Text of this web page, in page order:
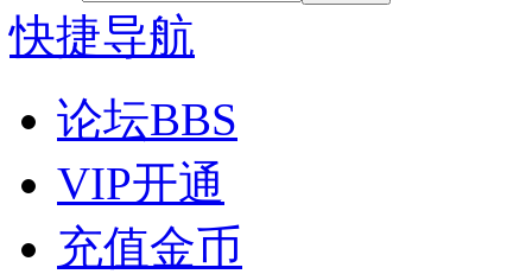
快捷导航
论坛BBS
VIP开通
充值金币